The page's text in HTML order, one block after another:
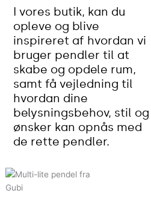
I vores butik, kan du
opleve og blive
inspireret af hvordan vi
bruger pendler til at
skabe og opdele rum,
samt få vejledning til
hvordan dine
belysningsbehov, stil og
ønsker kan opnås med
de rette pendler.